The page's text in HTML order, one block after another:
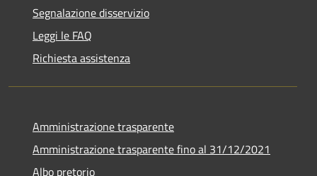
Segnalazione disservizio
Leggi le FAQ
Richiesta assistenza
Amministrazione trasparente
Amministrazione trasparente fino al 31/12/2021
Albo pretorio